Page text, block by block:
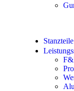
Stanzteile